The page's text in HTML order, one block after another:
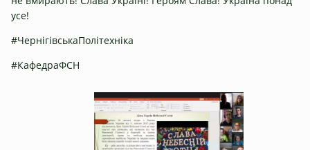
усе!
#ЧернігівськаПолітехніка
#КафедраФСН